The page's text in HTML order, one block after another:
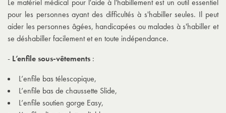
Le matériel médical pour l'aide à l'habillement est un outil essentiel
pour les personnes ayant des difficultés à s'habiller seules. Il peut
aider les personnes âgées, handicapées ou malades à s'habiller et
se déshabiller facilement et en toute indépendance.
- L’enfile sous-vêtements :
L’enfile bas télescopique,
L’enfile bas de chaussette Slide,
L’enfile soutien gorge Easy,